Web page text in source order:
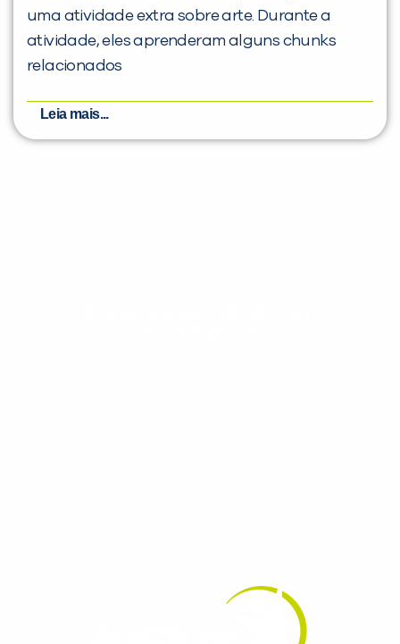
uma atividade extra sobre arte. Durante a
atividade, eles aprenderam alguns chunks
relacionados
Leia mais...